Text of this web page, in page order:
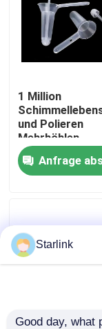
VR-Show
Über uns
Neuigkeiten
Angebot
1 Million
und Polieren
Mehrhöhlen-
Medizinische
Schimmel für
Anfrage
Starlink
Good day, what